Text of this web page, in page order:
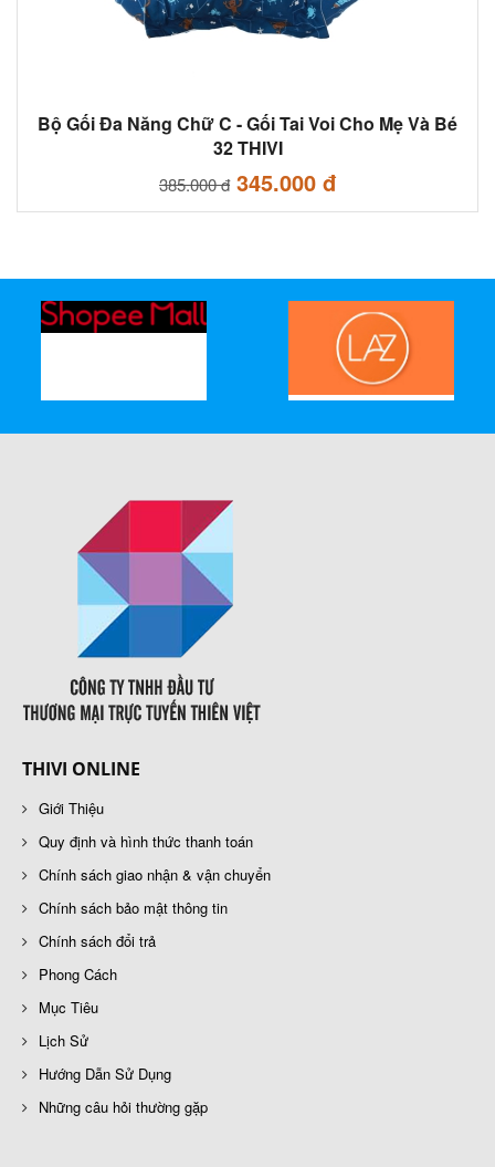
Bộ Gối Đa Năng Chữ C - Gối Tai Voi Cho Mẹ Và Bé
32 THIVI
385.000 đ345.000 đ
THIVI ONLINE
Giới Thiệu
Quy định và hình thức thanh toán
Chính sách giao nhận & vận chuyển
Chính sách bảo mật thông tin
Chính sách đổi trả
Phong Cách
Mục Tiêu
Lịch Sử
Hướng Dẫn Sử Dụng
Những câu hỏi thường gặp